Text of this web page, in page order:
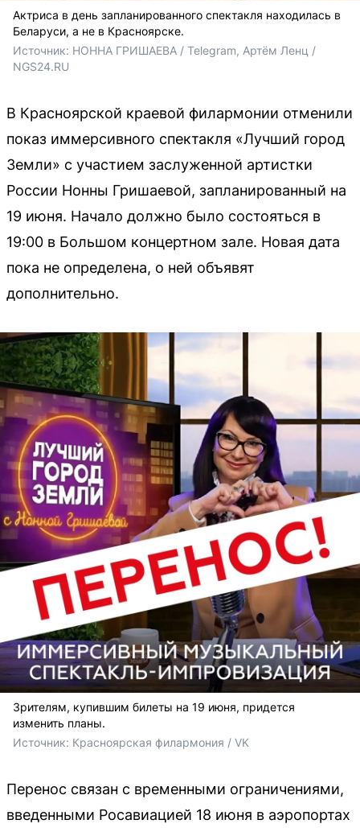
Актриса в день запланированного спектакля находилась в
Беларуси, а не в Красноярске.
Источник: НОННА ГРИШАЕВА / Telegram, Артём Ленц /
NGS24.RU
В Красноярской краевой филармонии отменили
показ иммерсивного спектакля «Лучший город
Земли» с участием заслуженной артистки
России Нонны Гришаевой, запланированный на
19 июня. Начало должно было состояться в
19:00 в Большом концертном зале. Новая дата
пока не определена, о ней объявят
дополнительно.
Зрителям, купившим билеты на 19 июня, придется
изменить планы.
Источник: Красноярская филармония / VK
Перенос связан с временными ограничениями,
введенными Росавиацией 18 июня в аэропортах